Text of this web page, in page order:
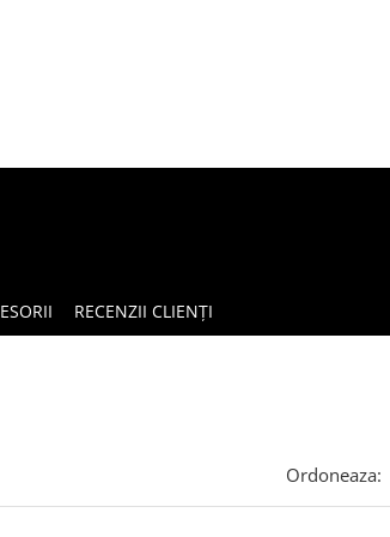
RECENZII CLIENȚI
Ordoneaza: